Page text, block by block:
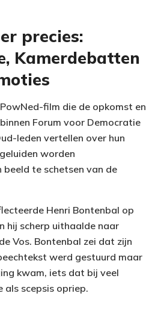
precies:
Kamerdebatten
film die de opkomst en
Forum voor Democratie
leden vertellen over hun
worden
beeld te schetsen van de
Henri Bontenbal op
hij scherp uithaalde naar
Vos. Bontenbal zei dat zijn
werd gestuurd maar
kwam, iets dat bij veel
als scepsis opriep.